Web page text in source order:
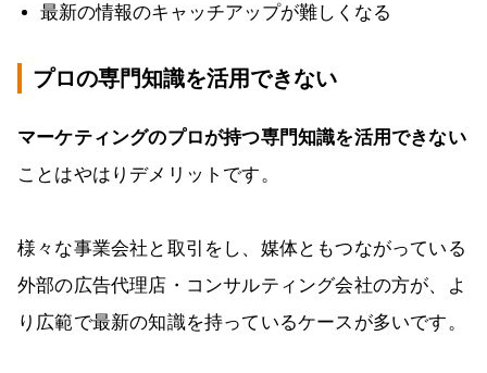
最新の情報のキャッチアップが難しくなる
プロの専門知識を活用できない
マーケティングのプロが持つ専門知識を活用できない
ことはやはりデメリットです。
様々な事業会社と取引をし、媒体ともつながっている
外部の広告代理店・コンサルティング会社の方が、よ
り広範で最新の知識を持っているケースが多いです。